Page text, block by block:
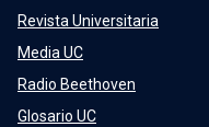
Revista Universitaria
Media UC
Radio Beethoven
Glosario UC